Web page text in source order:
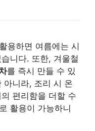
용하면 여름에는 시
니다. 또한, 겨울철
를 즉시 만들 수 있
아니라, 조리 시 온
편리함을 더할 수
활용이 가능하니